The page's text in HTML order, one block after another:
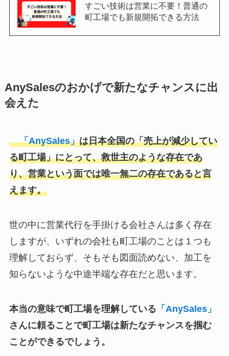
すごい技術は営業に不要！普通の
町工場でも新規開拓できる方法
AnySalesのおかげで新たなチャンスに出
会えた
「AnySales」は日本全国の「売上が減少してい
る町工場」にとって、救世主のような存在であ
り、営業という面では唯一無二の存在であると言
えます。
世の中に営業代行を手掛ける会社さんは多く存在
しますが、いずれの会社も町工場のことは１つも
理解しておらず、そもそも図面読めない、加工を
知らないような中途半端な存在だと思います。
本当の意味で町工場を理解している 「AnySales」
さんに頼ることで町工場は新たなチャンスを掴む
ことができるでしょう。